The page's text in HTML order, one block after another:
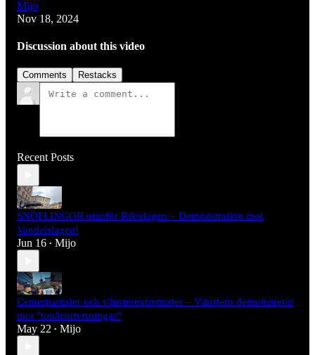
Mijo
Nov 18, 2024
Discussion about this video
Comments Restacks
Recent Posts
SNÖFLINGOR utanför Riksdagen – Demonstration mot
Vandelslagen!
Jun 16 • Mijo
Centerpartister och vänsterextremister – Vänstern demonstrerar
mot "tonårsutvisningar"
May 22 • Mijo